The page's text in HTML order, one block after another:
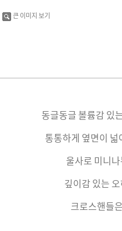
큰 이미지 보기
동글동글 볼륨감 있
통통하게 옆면이 넓
울사로 미니
깊이감 있는
크로스핸들